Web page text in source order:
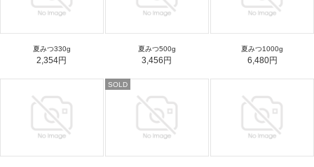
夏みつ330g
2,354円
夏みつ500g
3,456円
夏みつ1000g
6,480円
SOLD